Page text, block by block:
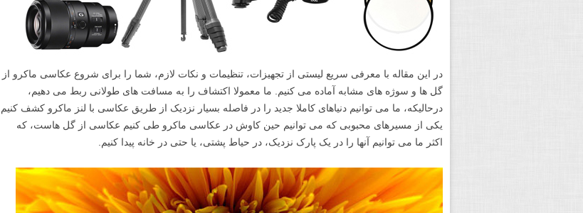
در این مقاله با معرفی سریع لیستی از تجهیزات، تنظیمات و نکات لازم، شما را برای شروع عکاسی ماکرو از
گل ها و سوژه های مشابه آماده می کنیم. ما معمولا اکتشاف را به مسافت های طولانی ربط می دهیم،
درحالیکه، ما می توانیم دنیاهای کاملا جدید را در فاصله بسیار نزدیک از طریق عکاسی با لنز ماکرو کشف کنیم.
یکی از مسیرهای محبوبی که می توانیم حین کاوش در عکاسی ماکرو طی کنیم عکاسی از گل هاست، که
اکثر ما می توانیم آنها را در یک پارک نزدیک، در حیاط پشتی، یا حتی در خانه پیدا کنیم.